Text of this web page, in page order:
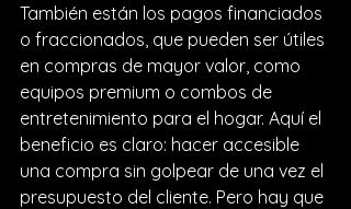
También están los pagos financiados
o fraccionados, que pueden ser útiles
en compras de mayor valor, como
equipos premium o combos de
entretenimiento para el hogar. Aquí el
beneficio es claro: hacer accesible
una compra sin golpear de una vez el
presupuesto del cliente. Pero hay que